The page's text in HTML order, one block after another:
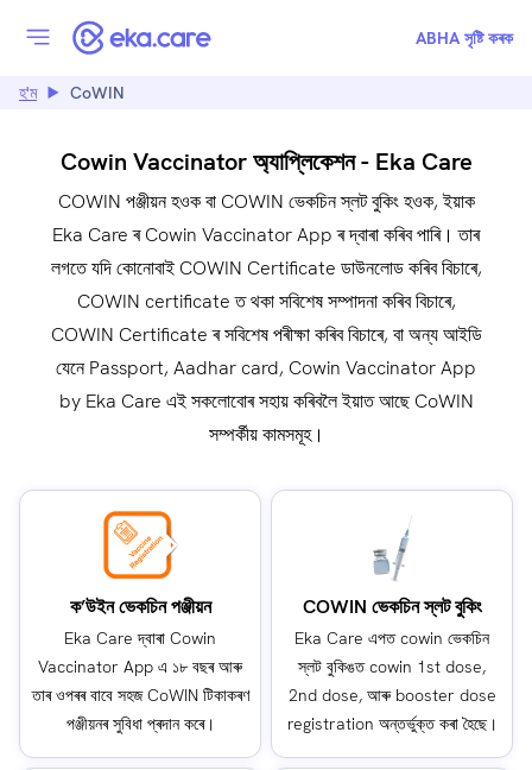
ABHA সৃষ্টি কৰক
হ'ম CoWIN
Cowin Vaccinator অ্যাপ্লিকেশন - Eka Care
COWIN পঞ্জীয়ন হওক বা COWIN ভেকচিন স্লট বুকিং হওক, ইয়াক
Eka Care ৰ Cowin Vaccinator App ৰ দ্বাৰা কৰিব পাৰি। তাৰ
লগতে যদি কোনোবাই COWIN Certificate ডাউনলোড কৰিব বিচাৰে,
COWIN certificate ত থকা সবিশেষ সম্পাদনা কৰিব বিচাৰে,
COWIN Certificate ৰ সবিশেষ পৰীক্ষা কৰিব বিচাৰে, বা অন্য আইডি
যেনে Passport, Aadhar card, Cowin Vaccinator App
by Eka Care এই সকলোবোৰ সহায় কৰিবলৈ ইয়াত আছে CoWIN
সম্পৰ্কীয় কামসমূহ।
ক’উইন ভেকচিন পঞ্জীয়ন
Eka Care দ্বাৰা Cowin
Vaccinator App এ ১৮ বছৰ আৰু
তাৰ ওপৰৰ বাবে সহজ CoWIN টিকাকৰণ
পঞ্জীয়নৰ সুবিধা প্ৰদান কৰে।
COWIN ভেকচিন স্লট বুকিং
Eka Care এপত cowin ভেকচিন
স্লট বুকিঙত cowin 1st dose,
2nd dose, আৰু booster dose
registration অন্তৰ্ভুক্ত কৰা হৈছে।